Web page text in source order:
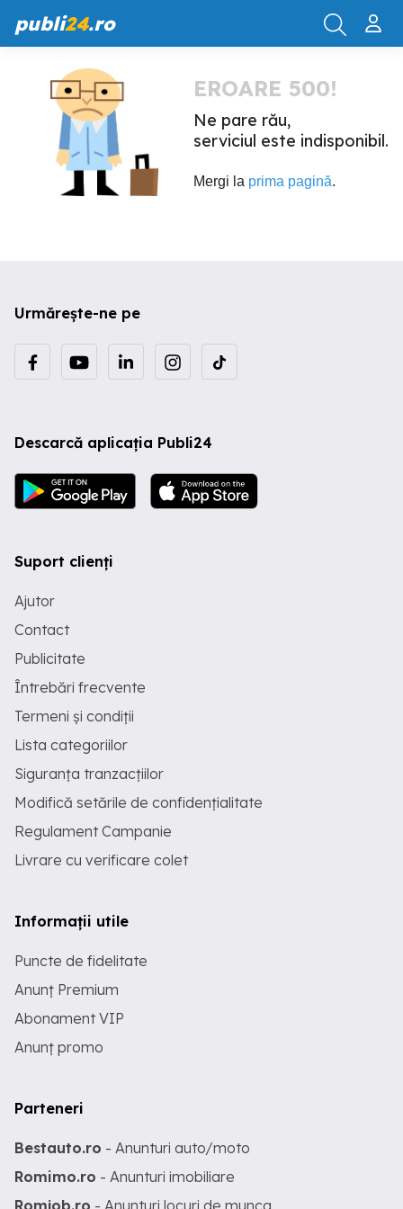
publi24.ro
EROARE 500!
Ne pare rău,
serviciul este indisponibil.
Mergi la prima pagină.
Urmărește-ne pe
Descarcă aplicația Publi24
Suport clienți
Ajutor
Contact
Publicitate
Întrebări frecvente
Termeni și condiții
Lista categoriilor
Siguranța tranzacțiilor
Modifică setările de confidențialitate
Regulament Campanie
Livrare cu verificare colet
Informații utile
Puncte de fidelitate
Anunț Premium
Abonament VIP
Anunț promo
Parteneri
Bestauto.ro - Anunturi auto/moto
Romimo.ro - Anunturi imobiliare
Romjob.ro - Anunturi locuri de munca